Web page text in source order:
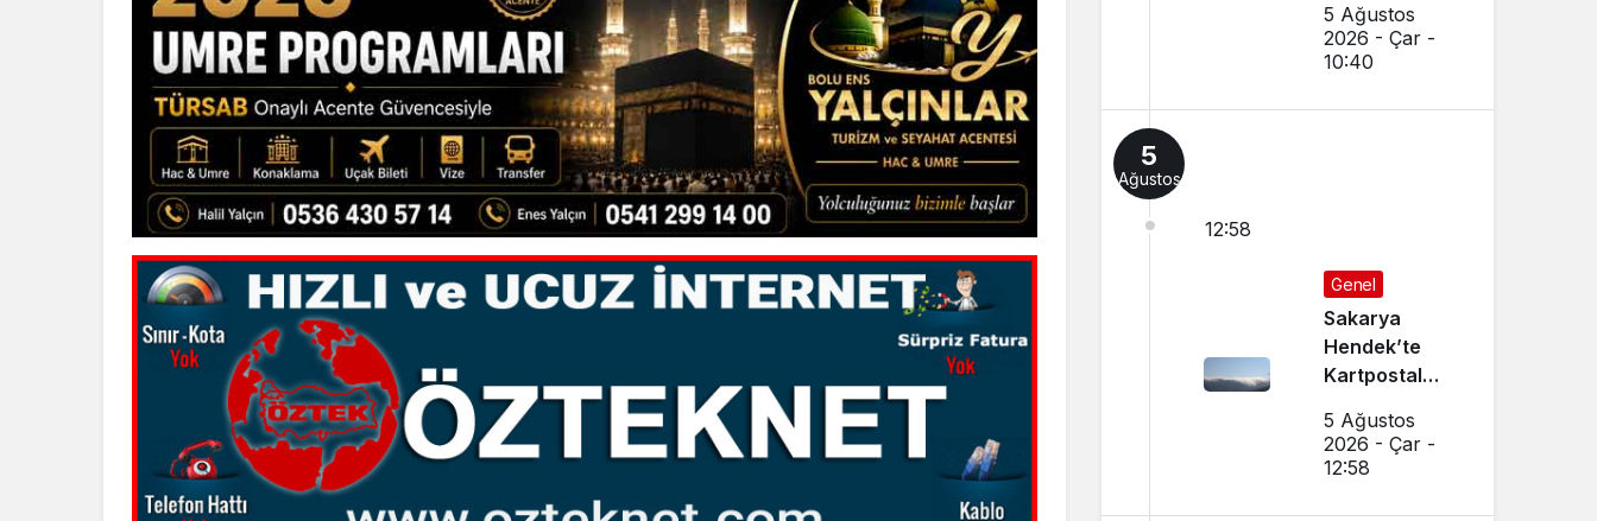
Esnaf
Hayatını
5 Ağustos
2026 - Çar -
10:40
5
Ağustos
12:58
Genel
Sakarya
Hendek’te
Kartpostal
Büyüledi
5 Ağustos
2026 - Çar -
12:58